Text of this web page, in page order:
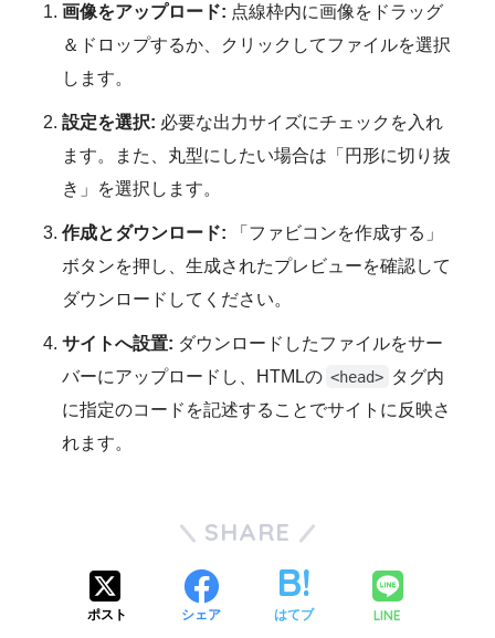
画像をアップロード: 点線枠内に画像をドラッグ
＆ドロップするか、クリックしてファイルを選択
します。
設定を選択: 必要な出力サイズにチェックを入れ
ます。また、丸型にしたい場合は「円形に切り抜
き」を選択します。
作成とダウンロード: 「ファビコンを作成する」
ボタンを押し、生成されたプレビューを確認して
ダウンロードしてください。
サイトへ設置: ダウンロードしたファイルをサー
バーにアップロードし、HTMLの <head> タグ内
に指定のコードを記述することでサイトに反映さ
れます。
SHARE
ポスト シェア はてブ LINE